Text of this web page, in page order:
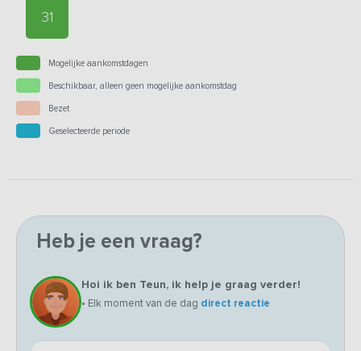
31
Mogelijke aankomstdagen
Beschikbaar, alleen geen mogelijke aankomstdag
Bezet
Geselecteerde periode
Heb je een vraag?
Hoi ik ben Teun, ik help je graag verder!
• Elk moment van de dag direct reactie